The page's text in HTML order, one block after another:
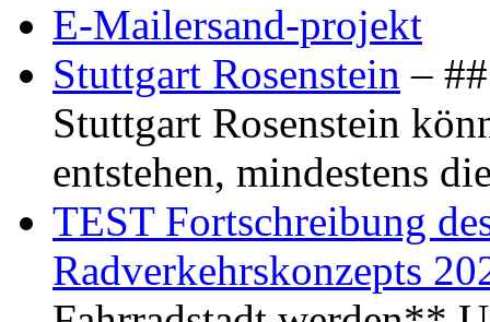
E-Mailersand-projekt
Stuttgart Rosenstein –
Stuttgart Rosenstein
entstehen, mindestens
TEST Fortschreibung
Radverkehrskonzepts